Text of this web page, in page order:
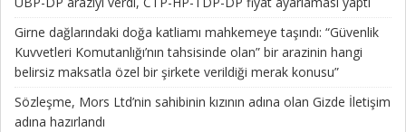
Girne dağlarındaki doğa katliamı mahkemeye taşındı: “Güvenlik
Kuvvetleri Komutanlığı’nın tahsisinde olan” bir arazinin hangi
belirsiz maksatla özel bir şirkete verildiği merak konusu”
Sözleşme, Mors Ltd’nin sahibinin kızının adına olan Gizde İletişim
adına hazırlandı